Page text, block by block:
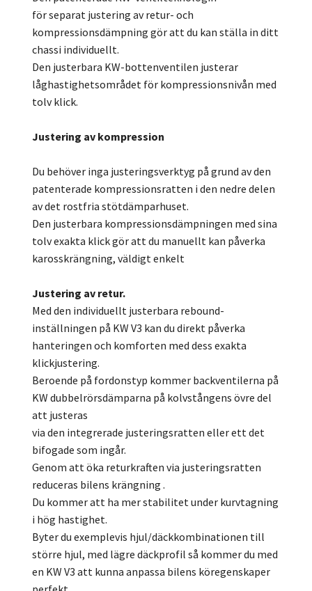
för separat justering av retur- och
kompressionsdämpning gör att du kan ställa in ditt
chassi individuellt.
Den justerbara KW-bottenventilen justerar
låghastighetsområdet för kompressionsnivån med
tolv klick.
Justering av kompression
Du behöver inga justeringsverktyg på grund av den
patenterade kompressionsratten i den nedre delen
av det rostfria stötdämparhuset.
Den justerbara kompressionsdämpningen med sina
tolv exakta klick gör att du manuellt kan påverka
karosskrängning, väldigt enkelt
Justering av retur.
Med den individuellt justerbara rebound-
inställningen på KW V3 kan du direkt påverka
hanteringen och komforten med dess exakta
klickjustering.
Beroende på fordonstyp kommer backventilerna på
KW dubbelrörsdämparna på kolvstångens övre del
att justeras
via den integrerade justeringsratten eller ett det
bifogade som ingår.
Genom att öka returkraften via justeringsratten
reduceras bilens krängning .
Du kommer att ha mer stabilitet under kurvtagning
i hög hastighet.
Byter du exemplevis hjul/däckkombinationen till
större hjul, med lägre däckprofil så kommer du med
en KW V3 att kunna anpassa bilens köregenskaper